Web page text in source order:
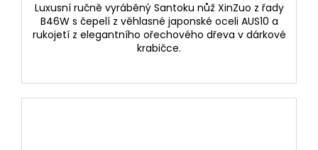
Luxusní ručně vyráběný Santoku nůž XinZuo z řady
B46W s čepelí z věhlasné japonské oceli AUS10 a
rukojetí z elegantního ořechového dřeva v dárkové
krabičce.